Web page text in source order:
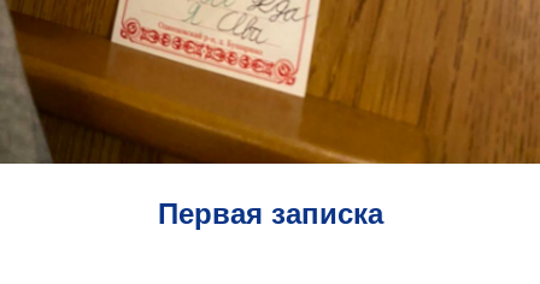
Первая записка